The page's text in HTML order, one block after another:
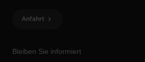
Bleiben Sie informiert
Anfahrt